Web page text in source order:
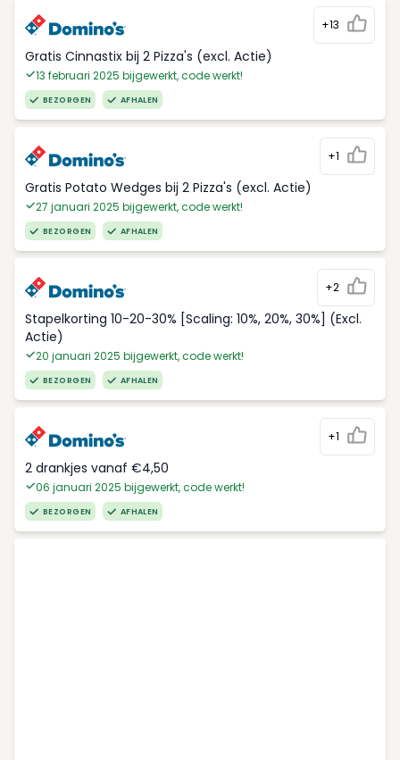
+13
Gratis Cinnastix bij 2 Pizza's (excl. Actie)
13 februari 2025 bijgewerkt, code werkt!
BEZORGEN AFHALEN
+1
Gratis Potato Wedges bij 2 Pizza's (excl. Actie)
27 januari 2025 bijgewerkt, code werkt!
BEZORGEN AFHALEN
+2
Stapelkorting 10-20-30% [Scaling: 10%, 20%, 30%] (Excl.
Actie)
20 januari 2025 bijgewerkt, code werkt!
BEZORGEN AFHALEN
+1
2 drankjes vanaf €4,50
06 januari 2025 bijgewerkt, code werkt!
BEZORGEN AFHALEN